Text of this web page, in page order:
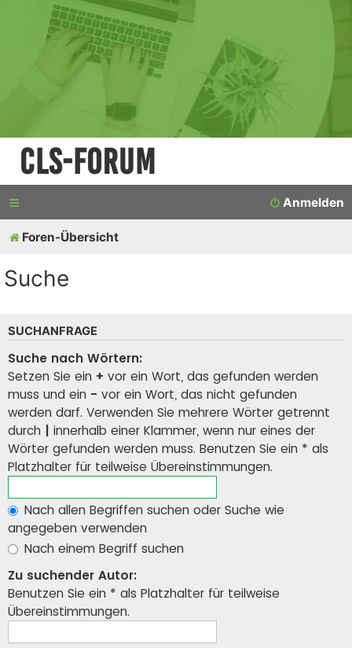
CLS-Forum
Anmelden
Foren-Übersicht
Suche
SUCHANFRAGE
Suche nach Wörtern:
Setzen Sie ein + vor ein Wort, das gefunden werden
muss und ein - vor ein Wort, das nicht gefunden
werden darf. Verwenden Sie mehrere Wörter getrennt
durch
innerhalb einer Klammer, wenn nur eines der
Wörter gefunden werden muss. Benutzen Sie ein * als
Platzhalter für teilweise Übereinstimmungen.
Nach allen Begriffen suchen oder Suche wie
angegeben verwenden
Nach einem Begriff suchen
Zu suchender Autor:
Benutzen Sie ein * als Platzhalter für teilweise
Übereinstimmungen.